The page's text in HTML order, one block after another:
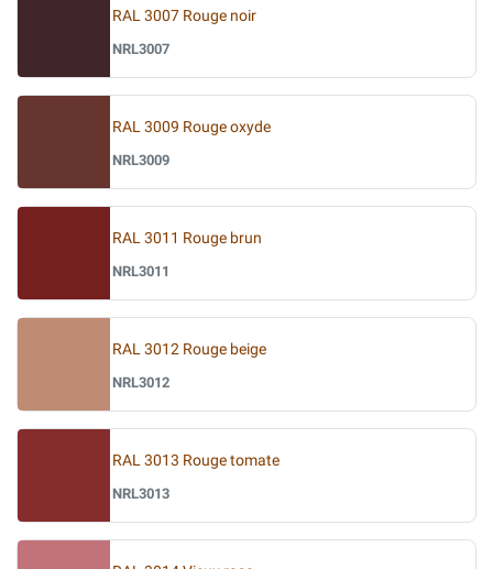
RAL 3007 Rouge noir
NRL3007
RAL 3009 Rouge oxyde
NRL3009
RAL 3011 Rouge brun
NRL3011
RAL 3012 Rouge beige
NRL3012
RAL 3013 Rouge tomate
NRL3013